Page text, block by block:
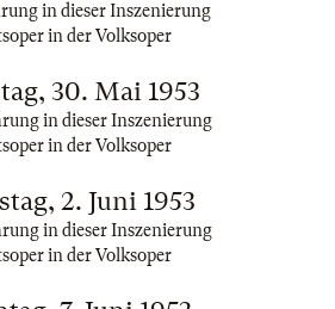
in dieser Inszenierung
in der Volksoper
30. Mai 1953
in dieser Inszenierung
in der Volksoper
2. Juni 1953
in dieser Inszenierung
in der Volksoper